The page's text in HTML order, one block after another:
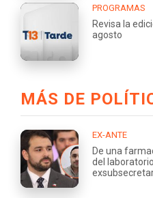
PROGRAMAS
Revisa la
agosto
MÁS DE
EX-ANTE
De una
del